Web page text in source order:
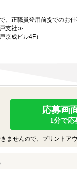
正職員登用前提でのお仕
支社≫
京成ビル4F）
応募画
1分で応
ませんので、プリントア